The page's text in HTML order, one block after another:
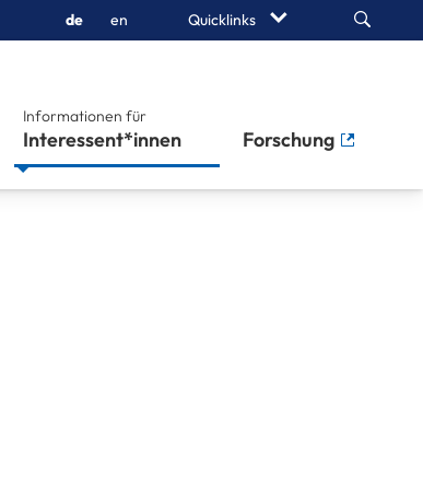
de en Quicklinks Search
Informationen für
Interessent*innen Forschung